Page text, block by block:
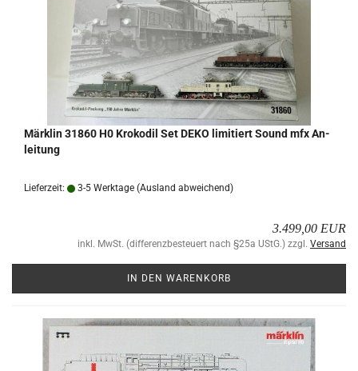
Märk­lin 31860 H0 Kro­ko­dil Set DEKO li­mi­tiert Sound mfx An­
lei­tung
Lieferzeit: 3-5 Werktage (Ausland abweichend)
3.499,00 EUR
inkl. MwSt. (differenzbesteuert nach §25a UStG.) zzgl. Versand
IN DEN WARENKORB